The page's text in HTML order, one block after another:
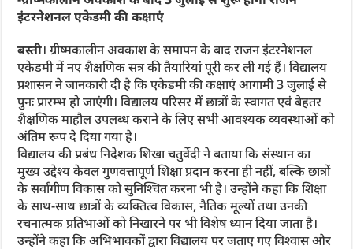
इंटरनेशनल एकेडमी की कक्षाएं
बस्ती। ग्रीष्मकालीन अवकाश के समापन के बाद राजन इंटरनेशनल
एकेडमी में नए शैक्षणिक सत्र की तैयारियां पूरी कर ली गई हैं। विद्यालय
प्रशासन ने जानकारी दी है कि एकेडमी की कक्षाएं आगामी 3 जुलाई से
पुनः प्रारम्भ हो जाएंगी। विद्यालय परिसर में छात्रों के स्वागत एवं बेहतर
शैक्षणिक माहौल उपलब्ध कराने के लिए सभी आवश्यक व्यवस्थाओं को
अंतिम रूप दे दिया गया है।
विद्यालय की प्रबंध निदेशक शिखा चतुर्वेदी ने बताया कि संस्थान का
मुख्य उद्देश्य केवल गुणवत्तापूर्ण शिक्षा प्रदान करना ही नहीं, बल्कि छात्रों
के सर्वांगीण विकास को सुनिश्चित करना भी है। उन्होंने कहा कि शिक्षा
के साथ-साथ छात्रों के व्यक्तित्व विकास, नैतिक मूल्यों तथा उनकी
रचनात्मक प्रतिभाओं को निखारने पर भी विशेष ध्यान दिया जाता है।
उन्होंने कहा कि अभिभावकों द्वारा विद्यालय पर जताए गए विश्वास और